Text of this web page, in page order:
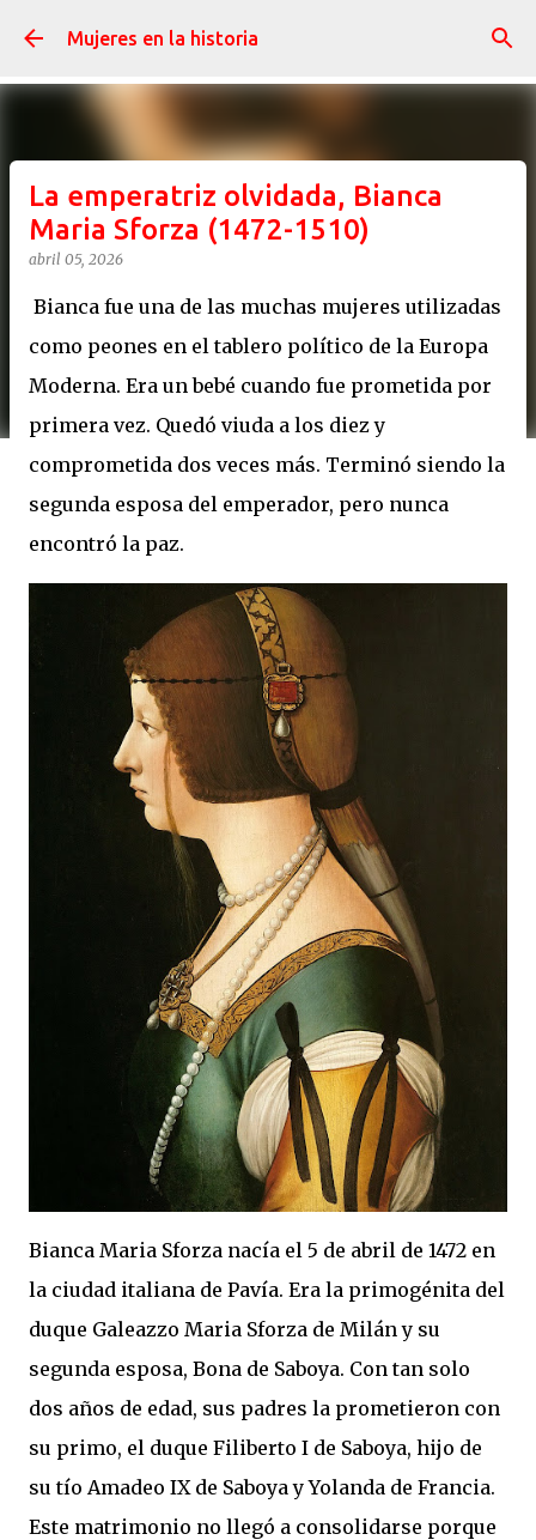
Ir al contenido principal
Mujeres en la historia
La emperatriz olvidada, Bianca
Maria Sforza (1472-1510)
abril 05, 2026
Bianca fue una de las muchas mujeres utilizadas
como peones en el tablero político de la Europa
Moderna. Era un bebé cuando fue prometida por
primera vez. Quedó viuda a los diez y
comprometida dos veces más. Terminó siendo la
segunda esposa del emperador, pero nunca
encontró la paz.
Bianca Maria Sforza nacía el 5 de abril de 1472 en
la ciudad italiana de Pavía. Era la primogénita del
duque Galeazzo Maria Sforza de Milán y su
segunda esposa, Bona de Saboya. Con tan solo
dos años de edad, sus padres la prometieron con
su primo, el duque Filiberto I de Saboya, hijo de
su tío Amadeo IX de Saboya y Yolanda de Francia.
Este matrimonio no llegó a consolidarse porque